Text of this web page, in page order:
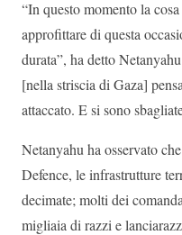
“In questo momento la
approfittare di questa
durata”, ha detto
[nella striscia di Gaza]
attaccato. E si sono
Netanyahu ha osservato
Defence, le infrastrutture
decimate; molti dei
migliaia di razzi e